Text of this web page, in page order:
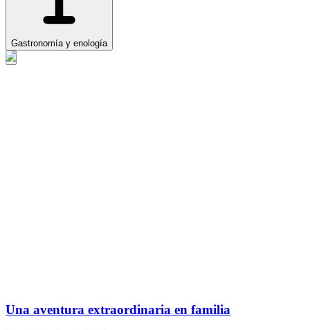
Gastronomía y enología
Una aventura extraordinaria en familia